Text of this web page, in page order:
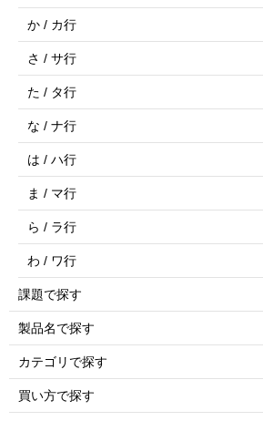
か / カ行
さ / サ行
た / タ行
な / ナ行
は / ハ行
ま / マ行
ら / ラ行
わ / ワ行
課題で探す
製品名で探す
カテゴリで探す
買い方で探す